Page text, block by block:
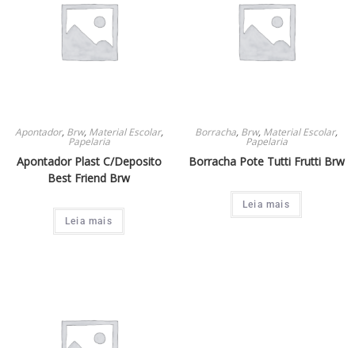
Apontador, Brw, Material Escolar,
Papelaria
Apontador Plast C/Deposito
Best Friend Brw
Leia mais
Borracha, Brw, Material Escolar,
Papelaria
Borracha Pote Tutti Frutti Brw
Leia mais